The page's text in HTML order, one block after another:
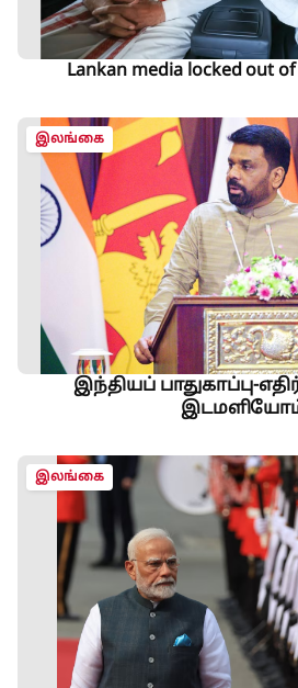
Lankan media locked out
இலங்கை
இந்தியப் பாதுகாப்பு-
இலங்கை